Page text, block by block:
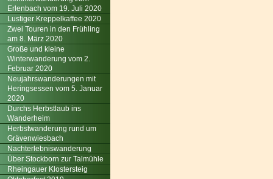
Erlenbach vom 19. Juli 2020
Lustiger Kreppelkaffee 2020
Zwei Touren in den Frühling
am 8. März 2020
Große und kleine
Winterwanderung vom 2.
Februar 2020
Neujahrswanderungen mit
Heringsessen vom 5. Januar
2020
Durchs Herbstlaub ins
Wanderheim
Herbstwanderung rund um
Grävenwiesbach
Nachterlebniswanderung
Über Stockborn zur Talmühle
Rheingauer Klostersteig